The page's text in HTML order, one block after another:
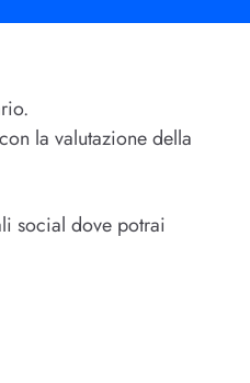
la valutazione della
social dove potrai